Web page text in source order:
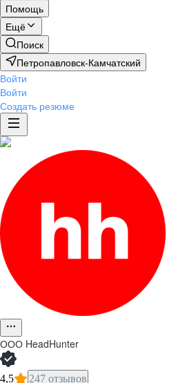
Помощь
Ещё
Поиск
Петропавловск-Камчатский
Войти
Войти
Создать резюме
ООО HeadHunter
4,5 247 отзывов